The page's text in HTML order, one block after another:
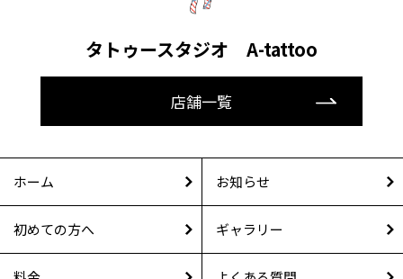
タトゥースタジオ A-tattoo
店舗一覧
ホーム お知らせ
初めての方へ ギャラリー